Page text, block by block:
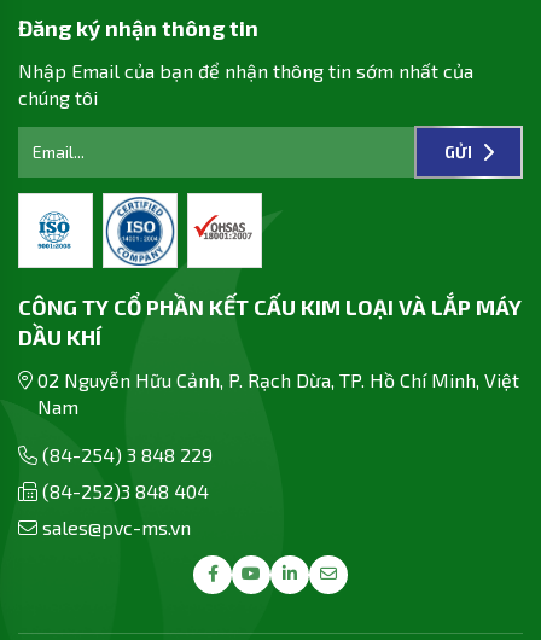
CÔNG TY CỔ PHẦN KẾT CẤU KIM LOẠI VÀ LẮP MÁY
DẦU KHÍ
02 Nguyễn Hữu Cảnh, P. Rạch Dừa, TP. Hồ Chí Minh, Việt
Nam
(84-254) 3 848 229
(84-252)3 848 404
sales@pvc-ms.vn
Đăng ký nhận thông tin
Nhập Email của bạn để nhận thông tin sớm nhất của
chúng tôi
GỬI